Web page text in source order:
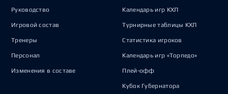
Руководство
Игровой состав
Тренеры
Персонал
Изменения в составе
Календарь игр КХЛ
Турнирные таблицы КХЛ
Статистика игроков
Календарь игр «Торпедо»
Плей-офф
Кубок Губернатора